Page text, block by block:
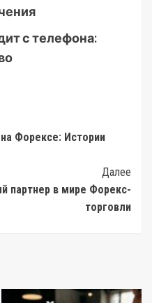
с телефона:
Форексе: Истории
Далее
в мире Форекс-
торговли